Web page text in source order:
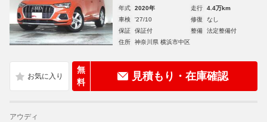
年式 2020年 走行
4.4万km
車検
'27/10 修復
なし
保証
保証付 整備
法定整備付
住所
神奈川県 横浜市中区
無
料
見積もり・在庫確認
アウディ